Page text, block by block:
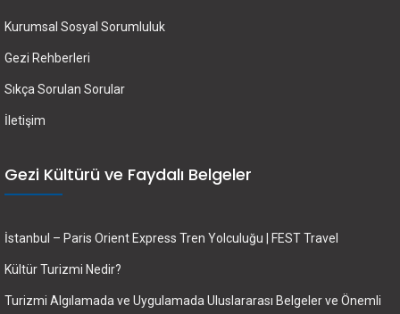
Kurumsal Sosyal Sorumluluk
Gezi Rehberleri
Sıkça Sorulan Sorular
İletişim
Gezi Kültürü ve Faydalı Belgeler
İstanbul – Paris Orient Express Tren Yolculuğu | FEST Travel
Kültür Turizmi Nedir?
Turizmi Algılamada ve Uygulamada Uluslararası Belgeler ve Önemli